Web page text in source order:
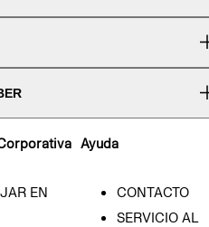
EN
Ayuda
CONTACTO
SERVICIO AL